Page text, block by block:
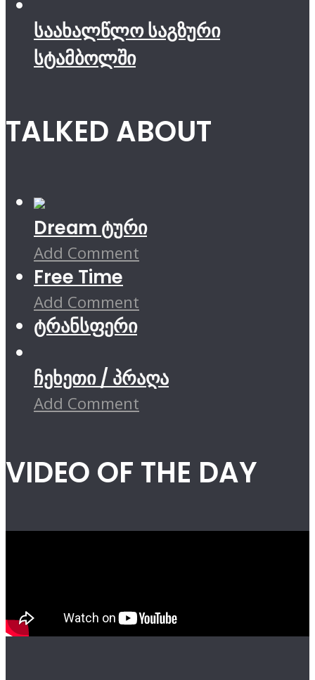
საახალწლო საგზური
სტამბოლში
TALKED ABOUT
Dream ტური
Add Comment
Free Time
Add Comment
ტრანსფერი
ჩეხეთი / პრაღა
Add Comment
VIDEO OF THE DAY